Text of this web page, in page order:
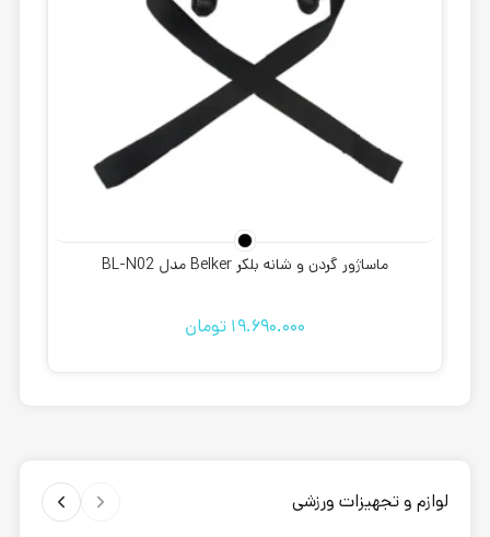
ماساژور گردن و شانه بلکر Belker مدل BL-N02
19.690.000 تومان
لوازم و تجهیزات ورزشی